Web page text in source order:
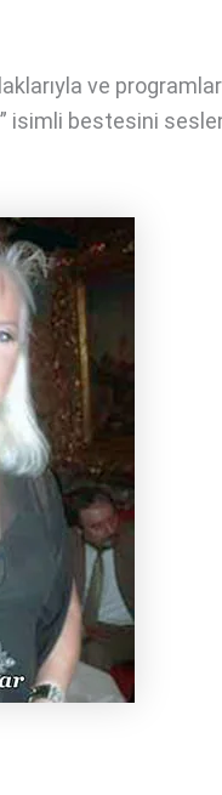
ve
isimli bestesini